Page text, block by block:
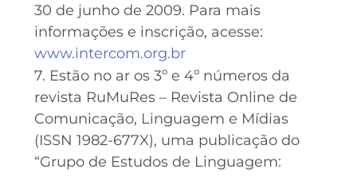
30 de junho de 2009. Para mais
informações e inscrição, acesse:
www.intercom.org.br
7. Estão no ar os 3º e 4º números da
revista RuMuRes – Revista Online de
Comunicação, Linguagem e Mídias
(ISSN 1982-677X), uma publicação do
“Grupo de Estudos de Linguagem: